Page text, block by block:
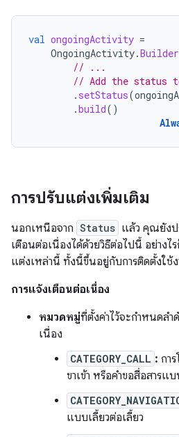
val ongoingActivity =
OngoingActivity.Builder
// ...
// Add the status
. setStatus(
.build()
การปรับแต่งเพิ่มเติม
นอกเหนือจาก Status แล้ว คุณยังป
เตือนต่อเนื่องได้ด้วยวิธีต่อไปนี้ อย่างไ
แต่งเหล่านี้ ทั้งนี้ขึ้นอยู่กับการติดตั้งใช้
การแจ้งเตือนต่อเนื่อง
หมวดหมู่ที่ตั้งค่าไว้จะกำหนดล
เนื่อง
CATEGORY_CALL : กา
ขาเข้า หรือคำขอสื่อสารแ
แบบเลี้ยวต่อเลี้ยว